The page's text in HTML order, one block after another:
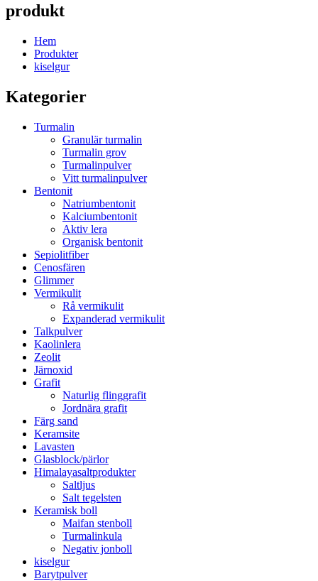
produkt
Hem
Produkter
kiselgur
Kategorier
Turmalin
Granulär turmalin
Turmalin grov
Turmalinpulver
Vitt turmalinpulver
Bentonit
Natriumbentonit
Kalciumbentonit
Aktiv lera
Organisk bentonit
Sepiolitfiber
Cenosfären
Glimmer
Vermikulit
Rå vermikulit
Expanderad vermikulit
Talkpulver
Kaolinlera
Zeolit
Järnoxid
Grafit
Naturlig flinggrafit
Jordnära grafit
Färg sand
Keramsite
Lavasten
Glasblock/pärlor
Himalayasaltprodukter
Saltljus
Salt tegelsten
Keramisk boll
Maifan stenboll
Turmalinkula
Negativ jonboll
kiselgur
Barytpulver